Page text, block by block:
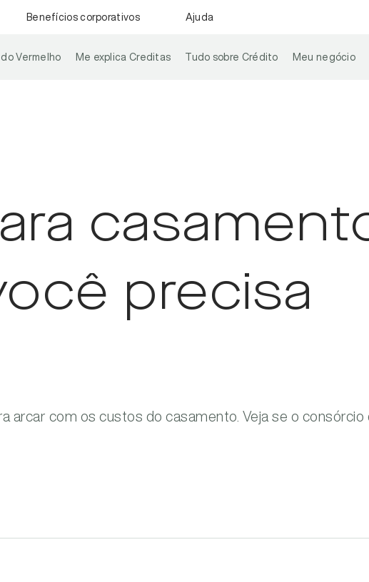
Benefícios corporativos Ajuda
do Vermelho Me explica Creditas Tudo sobre Crédito Meu negócio
precisa
arcar com os custos do casamento. Veja se o consórcio